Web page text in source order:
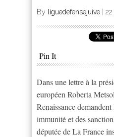
By liguedefensejuive
Pin It
Dans une lettre à la
européen Roberta
Renaissance
immunité et des
députée de La France